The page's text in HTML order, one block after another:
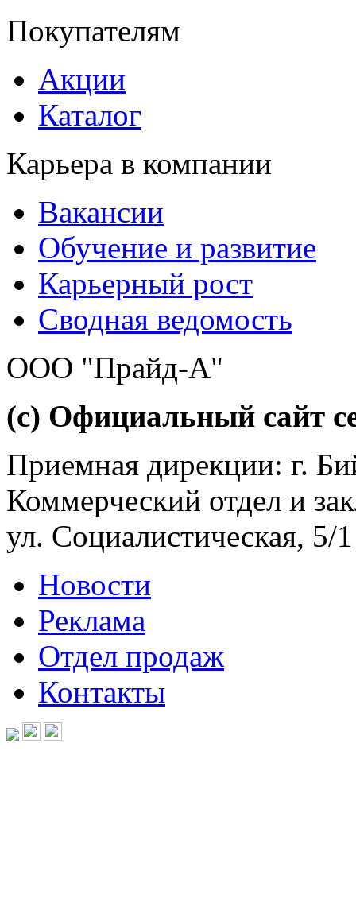
Покупателям
Акции
Каталог
Карьера в компании
Вакансии
Обучение и развитие
Карьерный рост
Сводная ведомость
ООО "Прайд-А"
(с) Официальный сайт
Приемная дирекции: г.
Коммерческий отдел и
ул. Социалистическая, 5/1
Новости
Реклама
Отдел продаж
Контакты